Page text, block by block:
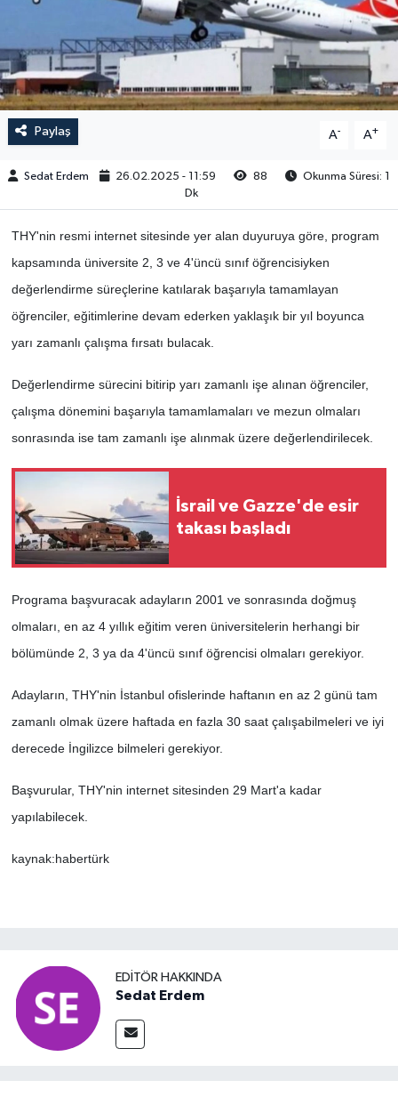
Paylaş A- A+
Sedat Erdem 26.02.2025 - 11:59 88
Okunma Süresi: 1
Dk
THY'nin resmi internet sitesinde yer alan duyuruya göre, program
kapsamında üniversite 2, 3 ve 4'üncü sınıf öğrencisiyken
değerlendirme süreçlerine katılarak başarıyla tamamlayan
öğrenciler, eğitimlerine devam ederken yaklaşık bir yıl boyunca
yarı zamanlı çalışma fırsatı bulacak.
Değerlendirme sürecini bitirip yarı zamanlı işe alınan öğrenciler,
çalışma dönemini başarıyla tamamlamaları ve mezun olmaları
sonrasında ise tam zamanlı işe alınmak üzere değerlendirilecek.
İsrail ve Gazze'de esir
takası başladı
Programa başvuracak adayların 2001 ve sonrasında doğmuş
olmaları, en az 4 yıllık eğitim veren üniversitelerin herhangi bir
bölümünde 2, 3 ya da 4'üncü sınıf öğrencisi olmaları gerekiyor.
Adayların, THY'nin İstanbul ofislerinde haftanın en az 2 günü tam
zamanlı olmak üzere haftada en fazla 30 saat çalışabilmeleri ve iyi
derecede İngilizce bilmeleri gerekiyor.
Başvurular, THY'nin internet sitesinden 29 Mart'a kadar
yapılabilecek.
kaynak:habertürk
EDITÖR HAKKINDA
Sedat Erdem